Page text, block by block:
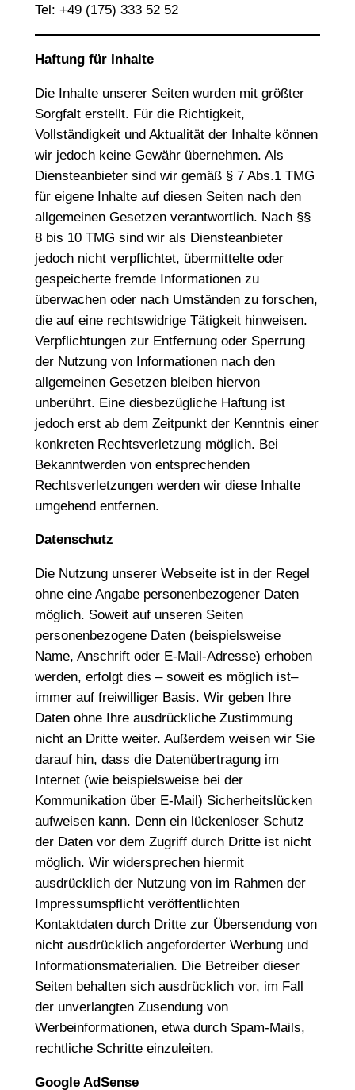
Tel: +49 (175) 333 52 52
Haftung für Inhalte
Die Inhalte unserer Seiten wurden mit größter
Sorgfalt erstellt. Für die Richtigkeit,
Vollständigkeit und Aktualität der Inhalte können
wir jedoch keine Gewähr übernehmen. Als
Diensteanbieter sind wir gemäß § 7 Abs.1 TMG
für eigene Inhalte auf diesen Seiten nach den
allgemeinen Gesetzen verantwortlich. Nach §§
8 bis 10 TMG sind wir als Diensteanbieter
jedoch nicht verpflichtet, übermittelte oder
gespeicherte fremde Informationen zu
überwachen oder nach Umständen zu forschen,
die auf eine rechtswidrige Tätigkeit hinweisen.
Verpflichtungen zur Entfernung oder Sperrung
der Nutzung von Informationen nach den
allgemeinen Gesetzen bleiben hiervon
unberührt. Eine diesbezügliche Haftung ist
jedoch erst ab dem Zeitpunkt der Kenntnis einer
konkreten Rechtsverletzung möglich. Bei
Bekanntwerden von entsprechenden
Rechtsverletzungen werden wir diese Inhalte
umgehend entfernen.
Datenschutz
Die Nutzung unserer Webseite ist in der Regel
ohne eine Angabe personenbezogener Daten
möglich. Soweit auf unseren Seiten
personenbezogene Daten (beispielsweise
Name, Anschrift oder E-Mail-Adresse) erhoben
werden, erfolgt dies – soweit es möglich ist–
immer auf freiwilliger Basis. Wir geben Ihre
Daten ohne Ihre ausdrückliche Zustimmung
nicht an Dritte weiter. Außerdem weisen wir Sie
darauf hin, dass die Datenübertragung im
Internet (wie beispielsweise bei der
Kommunikation über E-Mail) Sicherheitslücken
aufweisen kann. Denn ein lückenloser Schutz
der Daten vor dem Zugriff durch Dritte ist nicht
möglich. Wir widersprechen hiermit
ausdrücklich der Nutzung von im Rahmen der
Impressumspflicht veröffentlichten
Kontaktdaten durch Dritte zur Übersendung von
nicht ausdrücklich angeforderter Werbung und
Informationsmaterialien. Die Betreiber dieser
Seiten behalten sich ausdrücklich vor, im Fall
der unverlangten Zusendung von
Werbeinformationen, etwa durch Spam-Mails,
rechtliche Schritte einzuleiten.
Google AdSense